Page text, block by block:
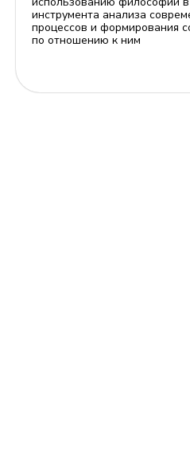
инструмента анализа
процессов и формирования
по отношению к ним